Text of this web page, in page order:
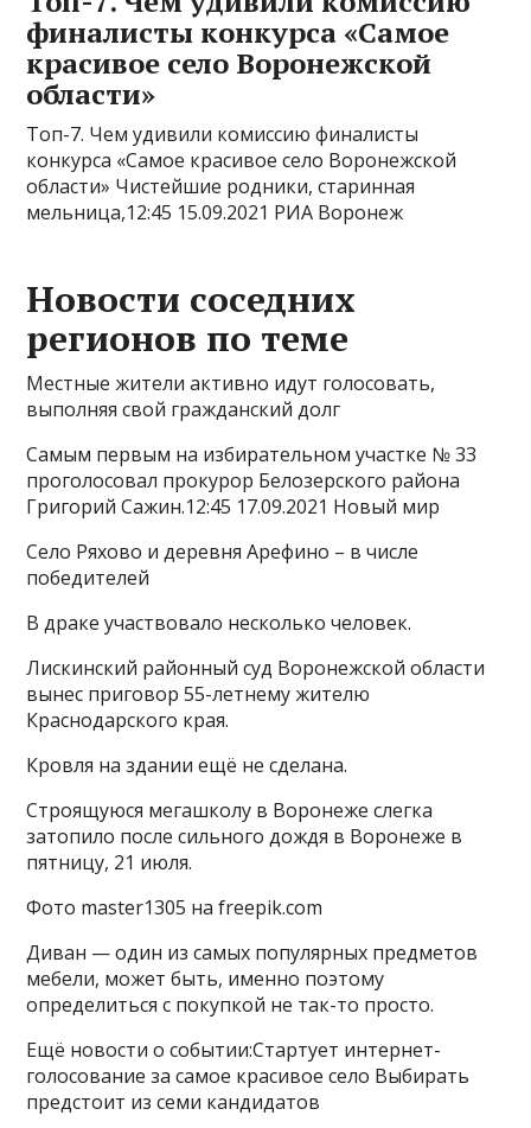
финалисты конкурса «Самое
красивое село Воронежской
области»
Топ-7. Чем удивили комиссию финалисты
конкурса «Самое красивое село Воронежской
области» Чистейшие родники, старинная
мельница,12:45 15.09.2021 РИА Воронеж
Новости соседних
регионов по теме
Местные жители активно идут голосовать,
выполняя свой гражданский долг
Самым первым на избирательном участке № 33
проголосовал прокурор Белозерского района
Григорий Сажин.12:45 17.09.2021 Новый мир
Село Ряхово и деревня Арефино – в числе
победителей
В драке участвовало несколько человек.
Лискинский районный суд Воронежской области
вынес приговор 55-летнему жителю
Краснодарского края.
Кровля на здании ещё не сделана.
Строящуюся мегашколу в Воронеже слегка
затопило после сильного дождя в Воронеже в
пятницу, 21 июля.
Фото master1305 на freepik.com
Диван — один из самых популярных предметов
мебели, может быть, именно поэтому
определиться с покупкой не так-то просто.
Ещё новости о событии:Стартует интернет-
голосование за самое красивое село Выбирать
предстоит из семи кандидатов